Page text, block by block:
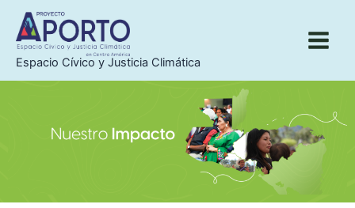
contenido
Espacio Cívico y Justicia Climática